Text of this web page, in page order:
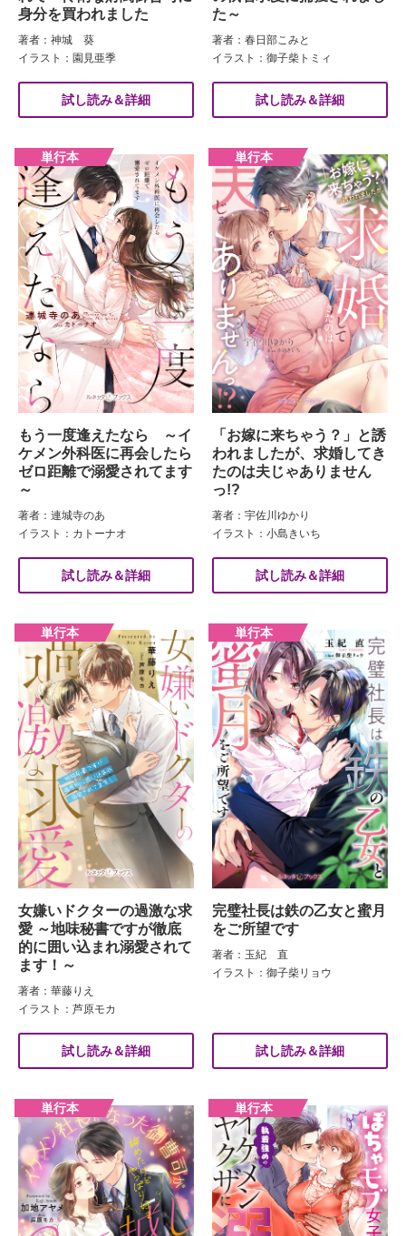
身分を買われました
著者：神城 葵
イラスト：園見亜季
試し読み＆詳細
た～
著者：春日部こみと
イラスト：御子柴トミィ
試し読み＆詳細
もう一度逢えたなら ～イ
ケメン外科医に再会したら
ゼロ距離で溺愛されてます
～
著者：連城寺のあ
イラスト：カトーナオ
試し読み＆詳細
「お嫁に来ちゃう？」と誘
われましたが、求婚してき
たのは夫じゃありません
っ!?
著者：宇佐川ゆかり
イラスト：小島きいち
試し読み＆詳細
女嫌いドクターの過激な求
愛 ～地味秘書ですが徹底
的に囲い込まれ溺愛されて
ます！～
著者：華藤りえ
イラスト：芦原モカ
試し読み＆詳細
完璧社長は鉄の乙女と蜜月
をご所望です
著者：玉紀 直
イラスト：御子柴リョウ
試し読み＆詳細